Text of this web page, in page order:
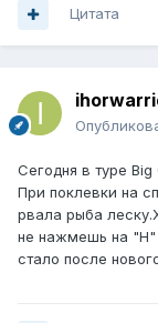
Цитата
Сегодня в туре
При поклевки на
рвала рыба
не нажмешь на "H"
стало после